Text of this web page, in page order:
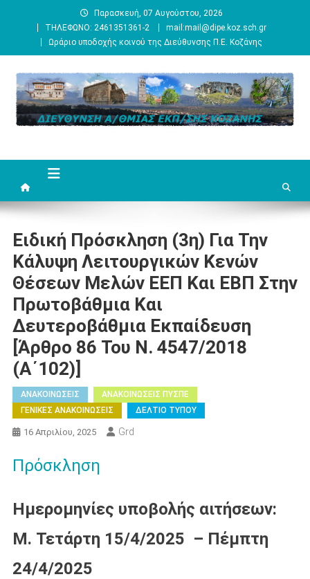
Παρασκευή, 07 Αυγούστου, 2026
ΤΗΛΕΦΩΝΟ: 2461351361-2
mail:mail@dipe.koz.sch.gr
Ωράριο υποδοχής κοινού της Διεύθυνσης Π.Ε. Κοζάνης
Ειδική Πρόσκληση (3η) Για Την
Κάλυψη Λειτουργικών Κενών
Θέσεων Μελών ΕΕΠ Και ΕΒΠ Στην
Πρωτοβάθμια Και
Δευτεροβάθμια Εκπαίδευση
[άρθρο 86 Του Ν. 4547/2018
(Α΄102)]
ΑΝΑΚΟΙΝΩΣΕΙΣ
ΑΝΑΚΟΙΝΩΣΕΙΣ ΠΥΣΠΕ
ΓΕΝΙΚΕΣ ΑΝΑΚΟΙΝΩΣΕΙΣ
ΔΕΛΤΙΟ ΤΥΠΟΥ
16 Απριλίου, 2025 Grd
Πρόσκληση
Ημερομηνίες υποβολής αιτήσεων:
Μ. Τετάρτη 15/4/2025 – Πέμπτη
24/4/2025